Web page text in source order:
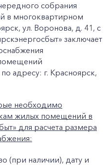
собрания
в многоквартирном
ул. Воронова, д. 41, с
заключает
адресу: г. Красноярск,
необходимо
жилых помещений в
для расчета размера
(при наличии), дату и